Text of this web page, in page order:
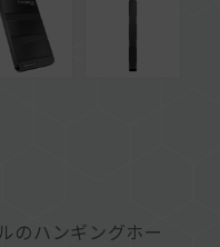
のハンギングホー